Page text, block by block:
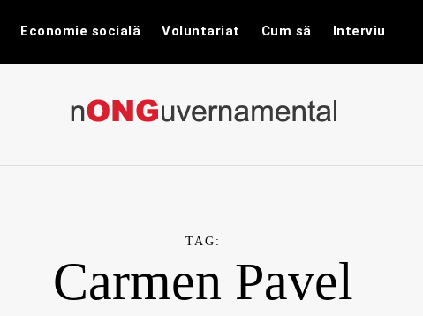
Economie socială Voluntariat Cum să Interviu
TAG:
Carmen Pavel